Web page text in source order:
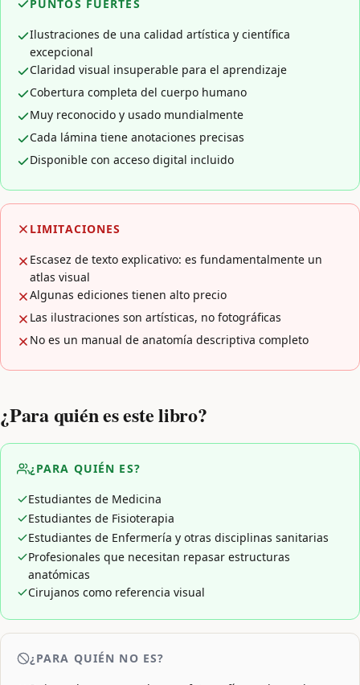
PUNTOS FUERTES
Ilustraciones de una calidad artística y científica
excepcional
Claridad visual insuperable para el aprendizaje
Cobertura completa del cuerpo humano
Muy reconocido y usado mundialmente
Cada lámina tiene anotaciones precisas
Disponible con acceso digital incluido
LIMITACIONES
Escasez de texto explicativo: es fundamentalmente un
atlas visual
Algunas ediciones tienen alto precio
Las ilustraciones son artísticas, no fotográficas
No es un manual de anatomía descriptiva completo
¿Para quién es este libro?
¿PARA QUIÉN ES?
Estudiantes de Medicina
Estudiantes de Fisioterapia
Estudiantes de Enfermería y otras disciplinas sanitarias
Profesionales que necesitan repasar estructuras
anatómicas
Cirujanos como referencia visual
¿PARA QUIÉN NO ES?